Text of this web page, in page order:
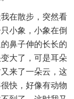
在散步，突然看
小象，小象在倒
鼻子伸的长长的
大了，可是耳朵
来了一朵云，这
快，好像有动物